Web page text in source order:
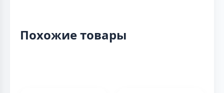
Похожие товары